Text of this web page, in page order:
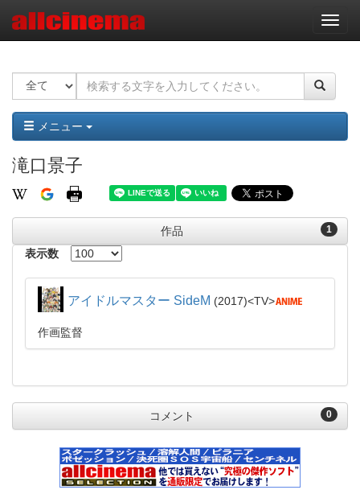
ナ
ビ
ー
ョ
ン
メニュー
滝口景子
1
作品
表示数
アイドルマスター SideM 2017 TV
作画監督
0
コメント